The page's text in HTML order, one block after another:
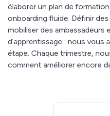
élaborer un plan de
onboarding fluide. Définir
mobiliser des ambassadeurs
d’apprentissage : nous vous
étape. Chaque trimestre,
comment améliorer encore